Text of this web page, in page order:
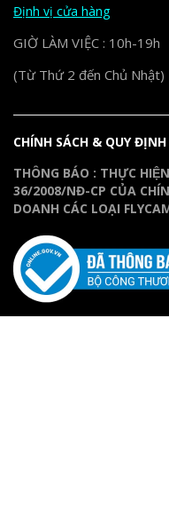
Định vị cửa hàng
GIỜ LÀM VIỆC : 10h-19h
(Từ Thứ 2 đến Chủ Nhật)
CHÍNH SÁCH & QUY ĐỊNH
THÔNG BÁO : THỰC
36/2008/NĐ-CP CỦA
DOANH CÁC LOẠI